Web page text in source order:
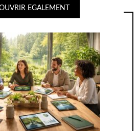
EGALEMENT